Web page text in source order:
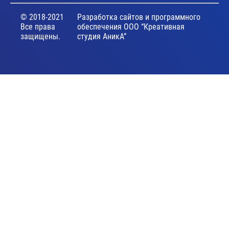
© 2018-2021
Все права
защищены.
Разработка сайтов и программного
обеспечения ООО “Креативная
студия АникА”